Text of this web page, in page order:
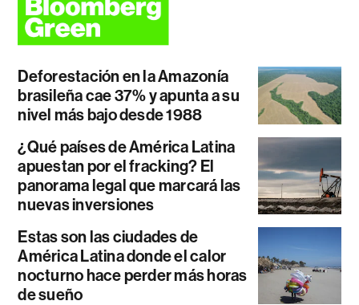
Deforestación en la Amazonía
brasileña cae 37% y apunta a su
nivel más bajo desde 1988
¿Qué países de América Latina
apuestan por el fracking? El
panorama legal que marcará las
nuevas inversiones
Estas son las ciudades de
América Latina donde el calor
nocturno hace perder más horas
de sueño